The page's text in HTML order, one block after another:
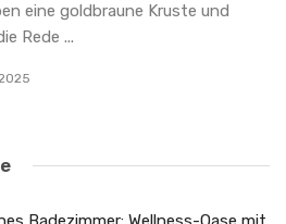
eine goldbraune Kruste und
Rede ...